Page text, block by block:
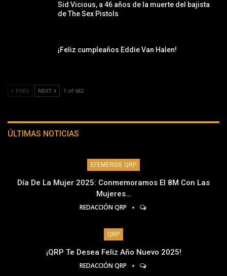
Sid Vicious, a 46 años de la muerte del bajista
de The Sex Pistols
¡Feliz cumpleaños Eddie Van Halen!
PREV NEXT 1 of 682
ÚLTIMAS NOTICIAS
EFEMÉRIDE QRP
Día De La Mujer 2025: Conmemoramos El 8M Con Las
Mujeres…
REDACCIÓN QRP
QRP
¡QRP Te Desea Feliz Año Nuevo 2025!
REDACCIÓN QRP